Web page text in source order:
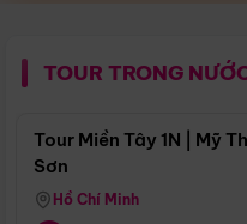
TOUR TRONG
Tour Miền Tây 1N | Mỹ
Sơn
Hồ Chí Minh